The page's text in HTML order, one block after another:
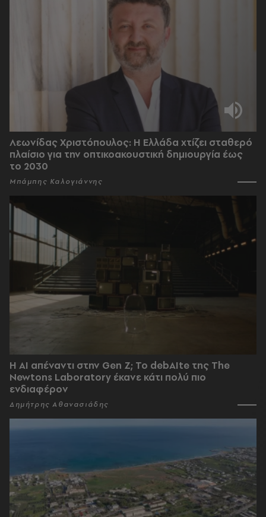
Λεωνίδας Χριστόπουλος: Η Ελλάδα χτίζει σταθερό
πλαίσιο για την οπτικοακουστική δημιουργία έως
το 2030
Μπάμπης Καλογιάννης
Η AI απέναντι στην Gen Z; Το debAIte της The
Newtons Laboratory έκανε κάτι πολύ πιο
ενδιαφέρον
Δημήτρης Αθανασιάδης